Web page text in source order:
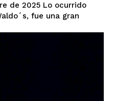
fue una gran